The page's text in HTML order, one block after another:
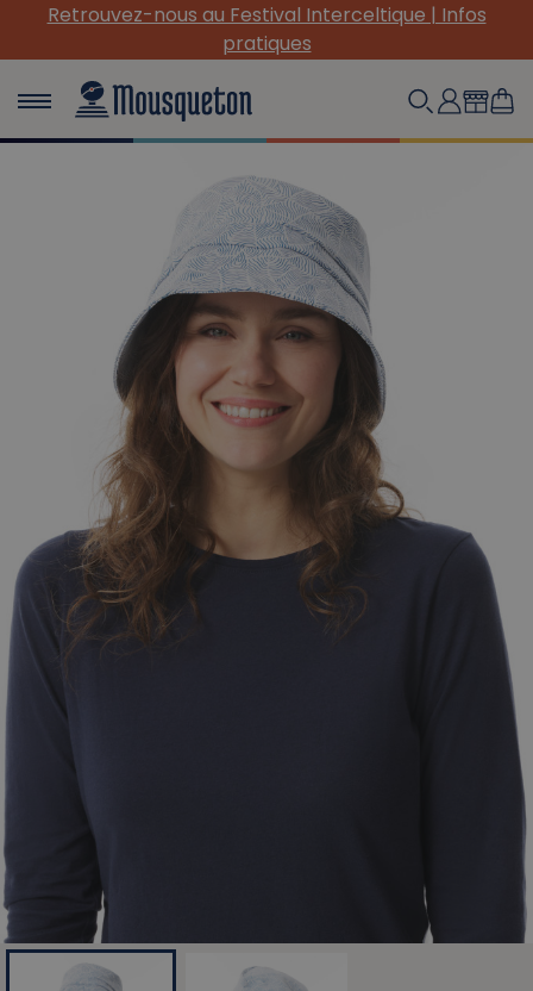
Retrouvez-nous au Festival Interceltique | Infos
pratiques